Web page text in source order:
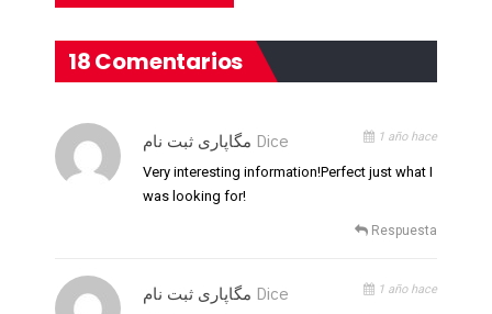
18 Comentarios
مگاپاری ثبت نام Dice 1 año hace
Very interesting information!Perfect just what I
was looking for!
Respuesta
مگاپاری ثبت نام Dice 1 año hace